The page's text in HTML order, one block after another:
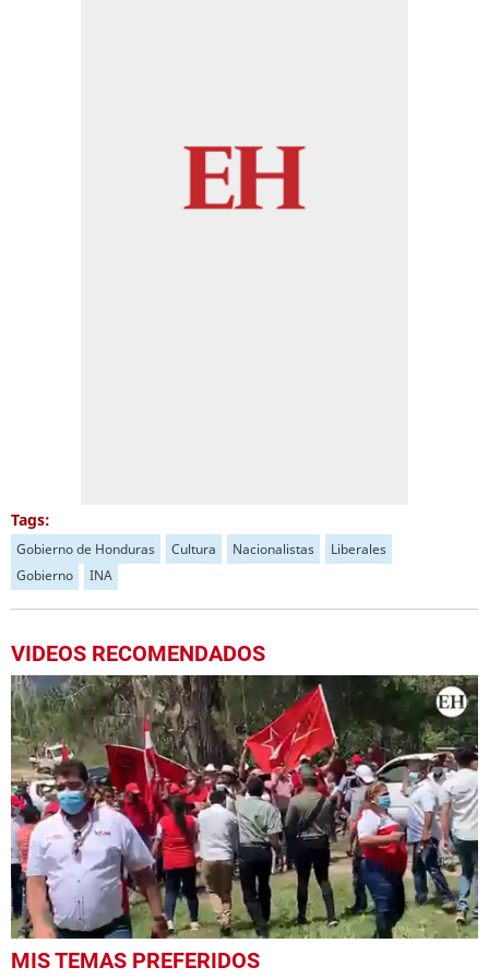
Tags:
Gobierno de Honduras Cultura Nacionalistas
Liberales
Gobierno
INA
VIDEOS RECOMENDADOS
seconds
MIS TEMAS PREFERIDOS